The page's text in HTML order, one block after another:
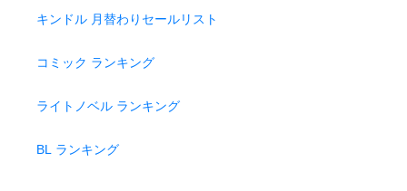
キンドル 月替わりセールリスト
コミック ランキング
ライトノベル ランキング
BL ランキング